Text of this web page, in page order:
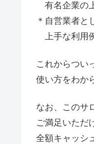
有名企業の
＊自営業者と
上手な利用
これからつい
使い方をわか
なお、このサ
ご満足いただ
全額キャッシ